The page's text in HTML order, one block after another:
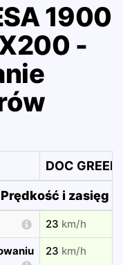
1900
-
DOC
Prędkość i zasięg
23 km/h
23 km/h